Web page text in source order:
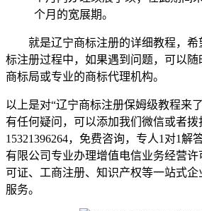
个月的宽展期。
就是辽宁商标注册的详细教程，
标注册过程中，如果遇到问题，可以
商标局或专业的商标代理机构。
以上是对“辽宁商标注册保姆级教程来
有任何疑问，可以添加我们微信或者拨
15321396264，免费咨询，专人1对1解
有限公司专业办理增值电信业务经营
可证、工商注册、知识产权等一站式
服务。